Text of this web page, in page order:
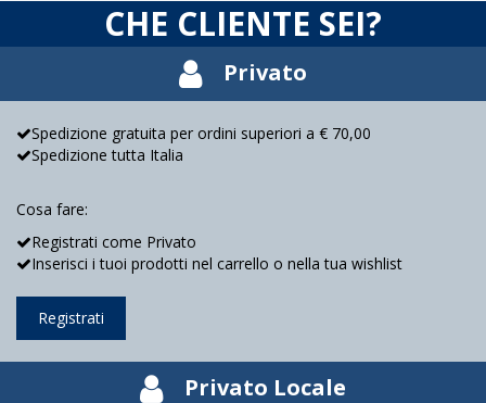
CHE CLIENTE SEI?
Privato
Spedizione gratuita per ordini superiori a € 70,00
Spedizione tutta Italia
Cosa fare:
Registrati come Privato
Inserisci i tuoi prodotti nel carrello o nella tua wishlist
Registrati
Privato Locale